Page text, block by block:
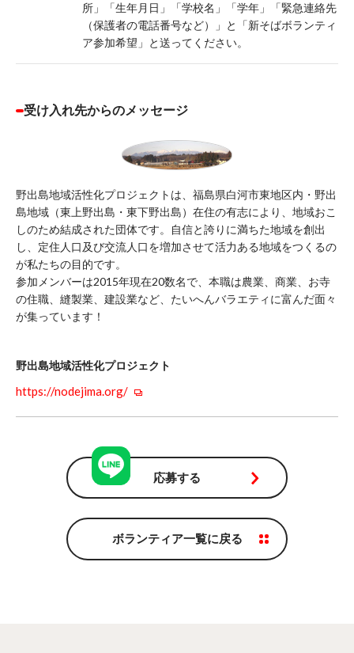
所」「生年月日」「学校名」「学年」「緊急連絡先
（保護者の電話番号など）」と「新そばボランティ
ア参加希望」と送ってください。
受け入れ先からのメッセージ
野出島地域活性化プロジェクトは、福島県白河市東地区内・野出
島地域（東上野出島・東下野出島）在住の有志により、地域おこ
しのため結成された団体です。自信と誇りに満ちた地域を創出
し、定住人口及び交流人口を増加させて活力ある地域をつくるの
が私たちの目的です。
参加メンバーは2015年現在20数名で、本職は農業、商業、お寺
の住職、縫製業、建設業など、たいへんバラエティに富んだ面々
が集っています！
野出島地域活性化プロジェクト
https://nodejima.org/
応募する
ボランティア一覧に戻る